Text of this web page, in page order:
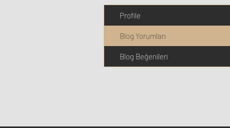
Profile
Blog Yorumları
Blog Beğenileri